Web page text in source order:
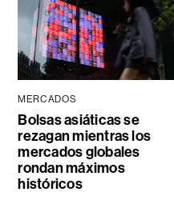
MERCADOS
Bolsas asiáticas se
rezagan mientras los
mercados globales
rondan máximos
históricos